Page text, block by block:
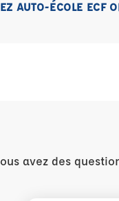
AUTO-ÉCOLE ECF
avez des